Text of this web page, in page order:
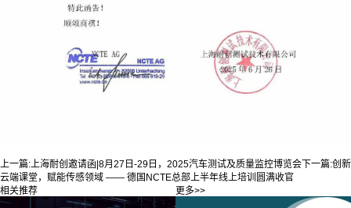
上一篇:上海耐创邀请函|8月27日-29日，2025汽车测试及质量监控博览会 下一篇:创新
云端课堂，赋能传感领域 —— 德国NCTE总部上半年线上培训圆满收官
相关推荐
更多>>